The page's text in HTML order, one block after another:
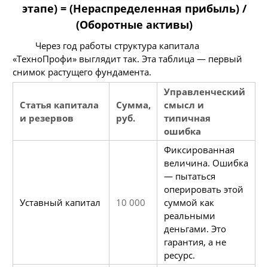
этапе) = (Нераспределенная прибыль) /
(Оборотные активы)
Через год работы структура капитала
«ТехноПрофи» выглядит так. Эта таблица — первый
снимок растущего фундамента.
Статья капитала
и резервов
Сумма,
руб.
Управленческий
смысл и
типичная
ошибка
Уставный капитал 10 000
Фиксированная
величина. Ошибка
— пытаться
оперировать этой
суммой как
реальными
деньгами. Это
гарантия, а не
ресурс.